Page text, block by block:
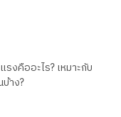
คืออะไร? เหมาะกับ
าง?